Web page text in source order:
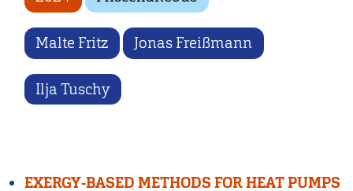
Malte Fritz Jonas Freißmann
Ilja Tuschy
EXERGY-BASED METHODS FOR HEAT PUMPS